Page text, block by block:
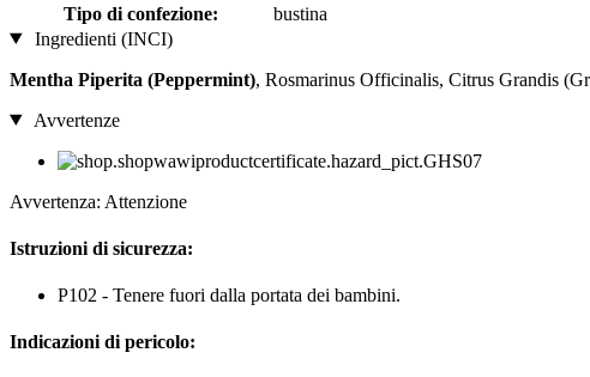
Tipo di confezione:
bustina
Ingredienti (INCI)
Mentha Piperita (Peppermint), Rosmarinus Officinalis, Citrus Grandis
Avvertenze
Avvertenza: Attenzione
Istruzioni di sicurezza:
P102 - Tenere fuori dalla portata dei bambini.
Indicazioni di pericolo: